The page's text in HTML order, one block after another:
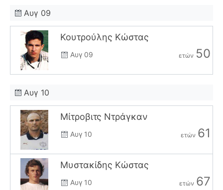
Αυγ 09
Κουτρούλης Κώστας
Αυγ 09 ετών 50
Αυγ 10
Μίτροβιτς Ντράγκαν
Αυγ 10 ετών 61
Μυστακίδης Κώστας
Αυγ 10 ετών 67